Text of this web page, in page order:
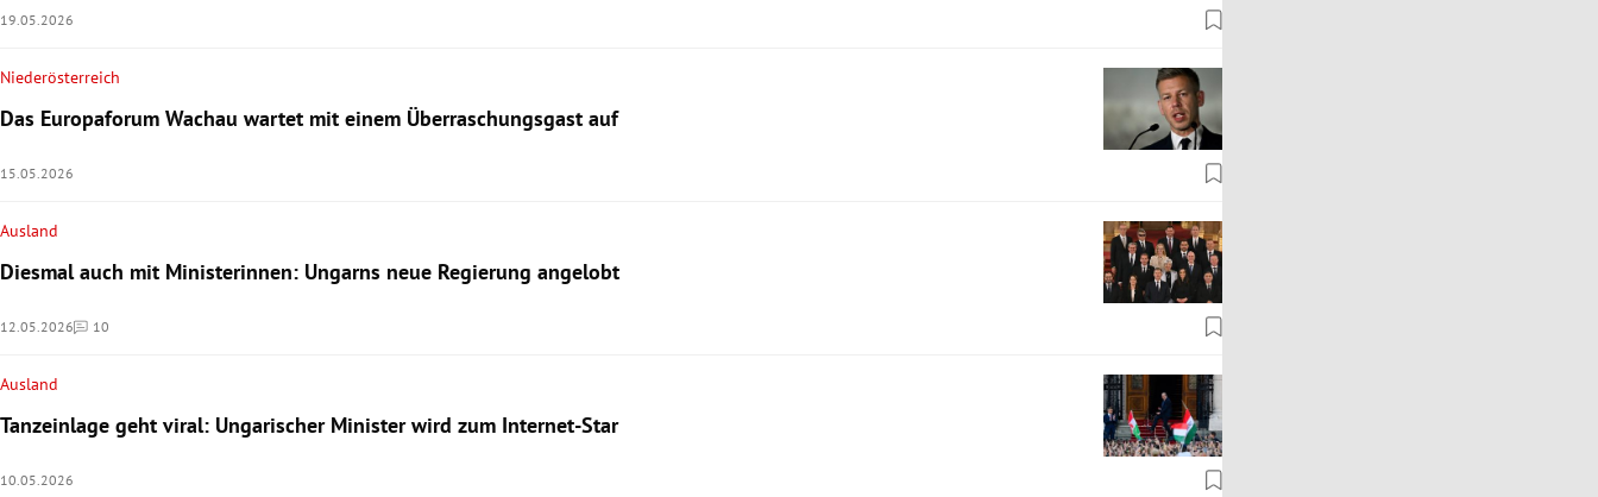
19.05.2026
Niederösterreich
Das Europaforum Wachau wartet mit einem Überraschungsgast auf
15.05.2026
Ausland
Diesmal auch mit Ministerinnen: Ungarns neue Regierung angelobt
12.05.2026 10
Kommentare
Ausland
Tanzeinlage geht viral: Ungarischer Minister wird zum Internet-Star
10.05.2026